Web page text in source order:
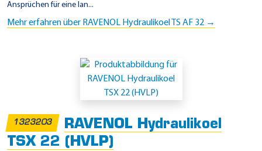
Ansprüchen für eine lan...
Mehr erfahren über RAVENOL Hydraulikoel TS AF 32 →
1323203
RAVENOL Hydraulikoel
TSX 22 (HVLP)